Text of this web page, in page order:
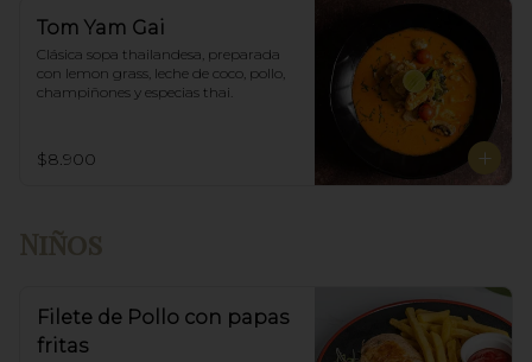
Tom Yam Gai
Clásica sopa thailandesa, preparada
con lemon grass, leche de coco, pollo,
champiñones y especias thai.
$8.900
Filete de Pollo con papas
fritas